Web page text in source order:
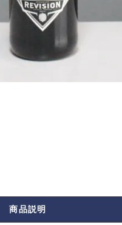
商品説明